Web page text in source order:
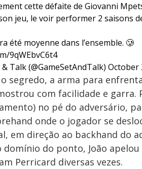
cette défaite de Giovanni
jeu, le voir performer 2 saisons
été moyenne dans l’ensemble. 🥲
9qWEbvC6t4
Talk (@GameSetAndTalk) October
o segredo, a arma para
com facilidade e garra.
no pé do adversário,
onde o jogador se
em direção ao backhand do
domínio do ponto, João
Perricard diversas vezes.